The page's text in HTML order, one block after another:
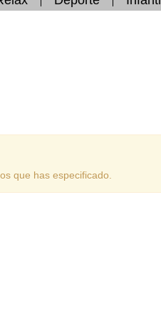
que has especificado.